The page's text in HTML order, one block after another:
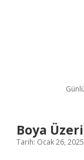
Boya
Tarih: Ocak 26, 2025